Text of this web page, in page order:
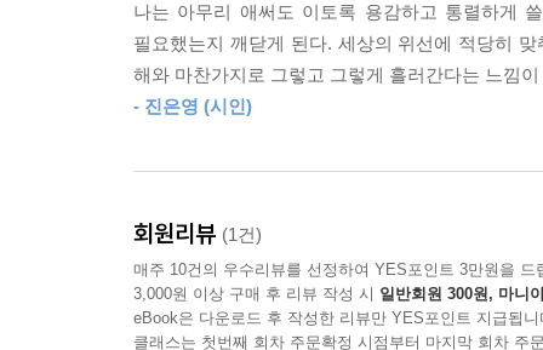
대가리를 떼내고 똥을 다 까낸
은멸치처럼
---「밤의 방파제」중에서
된 듯 즐겁다. 마치 한량과 고집불통 사이를 배회
깊이”를 들여다보는 현자(賢者)이기도 하다. 시는 ‘
‘밑’ ‘음핵’ ‘즉사의 현장’ ‘구멍’ ‘목줄’ ‘항문’
순간을 향해 “시인과 도끼는 침묵”하며 “일격을 노”
이유이자, 머뭇거리지 않고 극단과 전복의 언어
여기서 멈추지 않고, “유리창에 매달린 빗방울”
“피거품들이 두리번거”리는 “피 웅덩이”를 보
그것을 적나라하게 응시하고 멋대로 사유한 뒤 웃
나는 아무리 애써도 이토록 용감하고 통렬하게
필요했는지 깨닫게 된다. 세상의 위선에 적당히
해와 마찬가지로 그렇고 그렇게 흘러간다는 느낌
- 진은영 (시인)
회원리뷰 (1건)
매주 10건의 우수리뷰를 선정하여 YES포인트 3만원을 드
3,000원 이상 구매 후 리뷰 작성 시 일반회원 300원, 마니
eBook은 다운로드 후 작성한 리뷰만 YES포인트 지급됩니
클래스는 첫번째 회차 주문확정 시점부터 마지막 회차 주